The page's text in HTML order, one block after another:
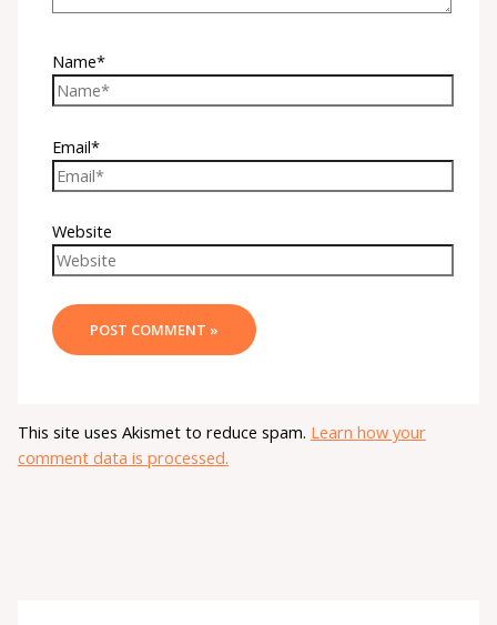
Name*
Email*
Website
This site uses Akismet to reduce spam. Learn how your
comment data is processed.